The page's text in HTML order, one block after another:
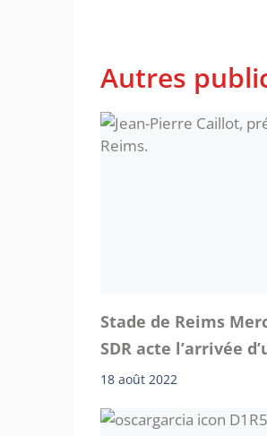
Autres
Stade de Reims
SDR acte l’arrivée
18 août 2022